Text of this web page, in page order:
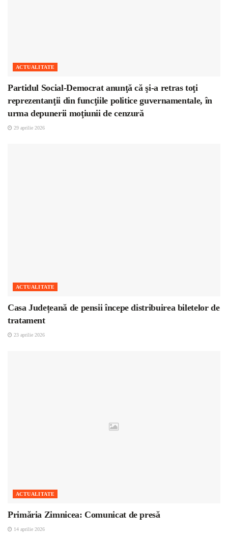
ACTUALITATE
Partidul Social-Democrat anunţă că şi-a retras toţi
reprezentanţii din funcţiile politice guvernamentale, în
urma depunerii moţiunii de cenzură
29 aprilie 2026
ACTUALITATE
Casa Județeană de pensii începe distribuirea biletelor de
tratament
23 aprilie 2026
ACTUALITATE
Primăria Zimnicea: Comunicat de presă
14 aprilie 2026